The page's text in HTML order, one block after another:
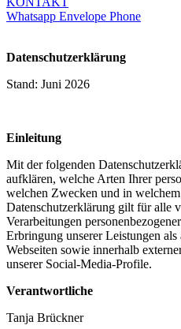
Whatsapp Envelope Phone
Datenschutzerklärung
Stand: Juni 2026
Einleitung
Mit der folgenden
aufklären, welche Arten Ihrer
welchen Zwecken und in
Datenschutzerklärung gilt für alle
Verarbeitungen
Erbringung unserer Leistungen als
Webseiten sowie innerhalb
unserer Social-Media-Profile.
Verantwortliche
Tanja Brückner